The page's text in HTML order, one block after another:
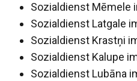
Sozialdienst Mēmele
Sozialdienst Latgale
Sozialdienst Krastņi
Sozialdienst Kalupe
Sozialdienst Lubāna